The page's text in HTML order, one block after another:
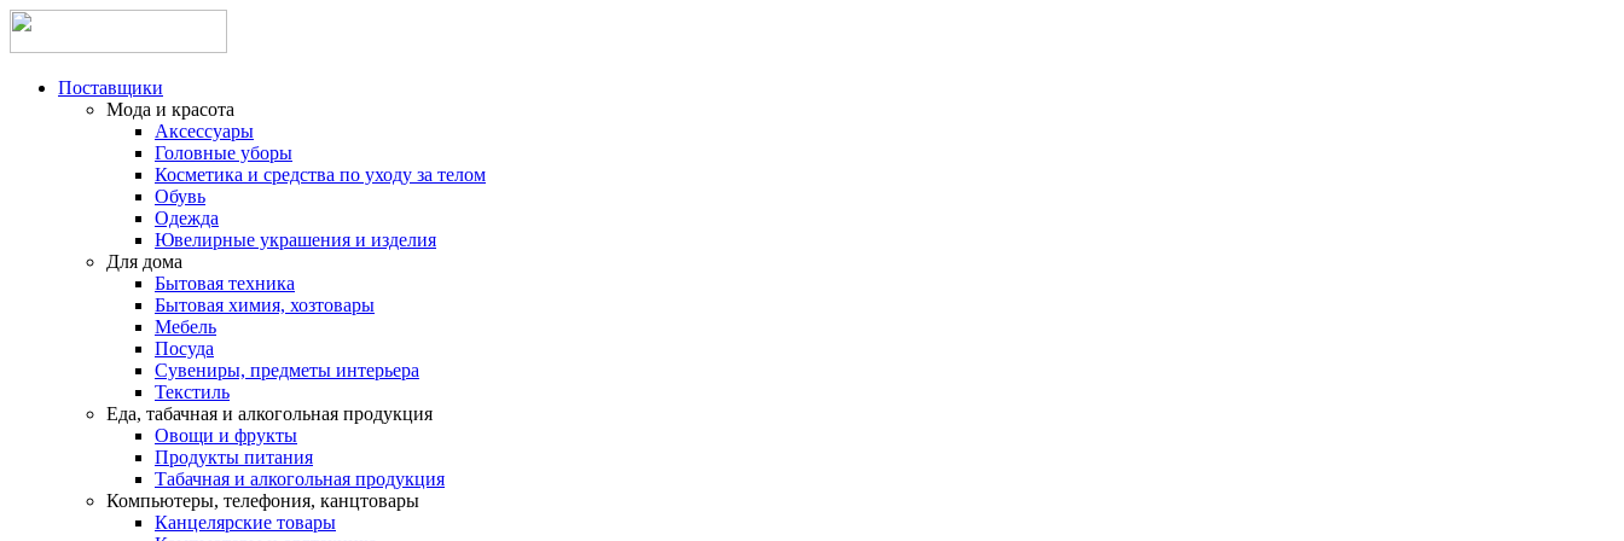
Поставщики
Мода и красота
Аксессуары
Головные уборы
Косметика и средства по уходу за телом
Обувь
Одежда
Ювелирные украшения и изделия
Для дома
Бытовая техника
Бытовая химия, хозтовары
Мебель
Посуда
Сувениры, предметы интерьера
Текстиль
Еда, табачная и алкогольная продукция
Овощи и фрукты
Продукты питания
Табачная и алкогольная продукция
Компьютеры, телефония, канцтовары
Канцелярские товары